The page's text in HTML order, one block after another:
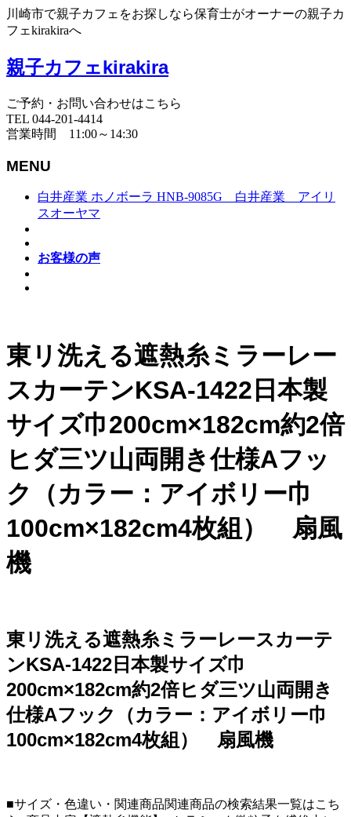
川崎市で親子カフェをお探しなら保育士がオーナーの親子カ
フェkirakiraへ
親子カフェkirakira
ご予約・お問い合わせはこちら
TEL 044-201-4414
営業時間 11:00～14:30
MENU
白井産業 ホノボーラ HNB-9085G 白井産業 アイリ
スオーヤマ
お客様の声
東リ洗える遮熱糸ミラーレー
スカーテンKSA-1422日本製
サイズ巾200cm×182cm約2倍
ヒダ三ツ山両開き仕様Aフッ
ク（カラー：アイボリー巾
100cm×182cm4枚組） 扇風
機
東リ洗える遮熱糸ミラーレースカーテ
ンKSA-1422日本製サイズ巾
200cm×182cm約2倍ヒダ三ツ山両開き
仕様Aフック（カラー：アイボリー巾
100cm×182cm4枚組） 扇風機
■サイズ・色違い・関連商品関連商品の検索結果一覧はこち